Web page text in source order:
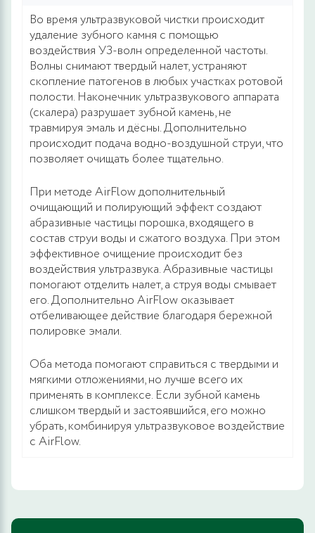
Во время ультразвуковой чистки происходит
удаление зубного камня с помощью
воздействия УЗ-волн определенной частоты.
Волны снимают твердый налет, устраняют
скопление патогенов в любых участках ротовой
полости. Наконечник ультразвукового аппарата
(скалера) разрушает зубной камень, не
травмируя эмаль и дёсны. Дополнительно
происходит подача водно-воздушной струи, что
позволяет очищать более тщательно.
При методе AirFlow дополнительный
очищающий и полирующий эффект создают
абразивные частицы порошка, входящего в
состав струи воды и сжатого воздуха. При этом
эффективное очищение происходит без
воздействия ультразвука. Абразивные частицы
помогают отделить налет, а струя воды смывает
его. Дополнительно AirFlow оказывает
отбеливающее действие благодаря бережной
полировке эмали.
Оба метода помогают справиться с твердыми и
мягкими отложениями, но лучше всего их
применять в комплексе. Если зубной камень
слишком твердый и застоявшийся, его можно
убрать, комбинируя ультразвуковое воздействие
с AirFlow.